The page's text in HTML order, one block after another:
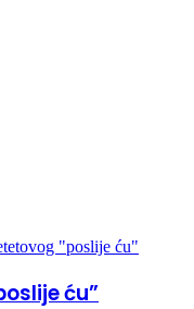
ću”